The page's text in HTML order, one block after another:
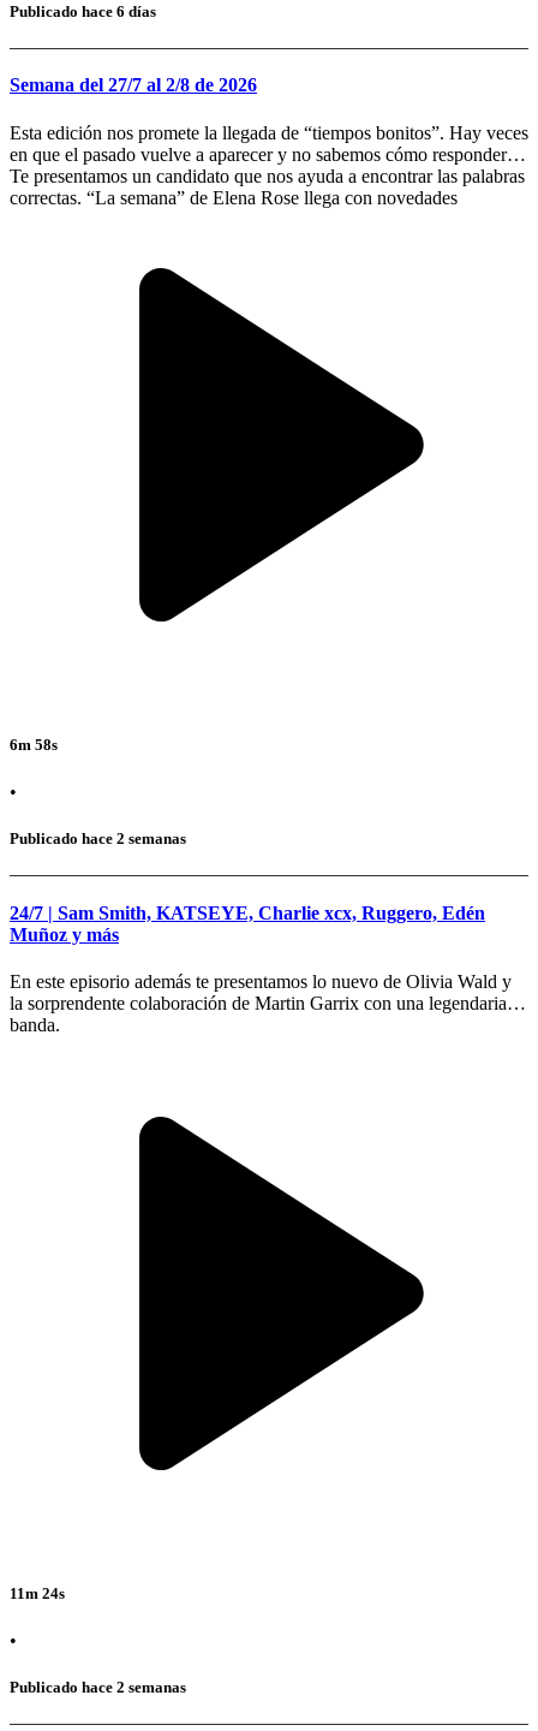
Publicado hace 6 días
Semana del 27/7 al 2/8 de 2026
Esta edición nos promete la llegada de “tiempos bonitos”. Hay veces
en que el pasado vuelve a aparecer y no sabemos cómo responder.
Te presentamos un candidato que nos ayuda a encontrar las palabras
correctas. “La semana” de Elena Rose llega con novedades
6m 58s
•
Publicado hace 2 semanas
24/7 | Sam Smith, KATSEYE, Charlie xcx, Ruggero, Edén
Muñoz y más
En este episorio además te presentamos lo nuevo de Olivia Wald y
la sorprendente colaboración de Martin Garrix con una legendaria
banda.
11m 24s
•
Publicado hace 2 semanas